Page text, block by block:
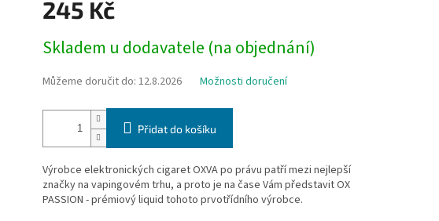
245 Kč
cena:
Skladem u dodavatele (na objednání)
Můžeme doručit do: 12.8.2026 Možnosti doručení
Přidat do košíku
Výrobce elektronických cigaret OXVA po právu patří mezi nejlepší
značky na vapingovém trhu, a proto je na čase Vám představit OX
PASSION - prémiový liquid tohoto prvotřídního výrobce.